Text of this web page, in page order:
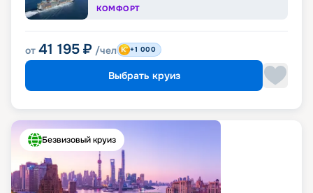
КОМФОРТ
от 41 195 ₽ /чел +1 000
Выбрать круиз
Безвизовый круиз